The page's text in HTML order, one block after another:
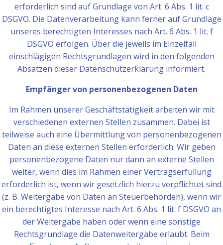
erforderlich sind auf Grundlage von Art. 6 Abs. 1 lit. c
DSGVO. Die Datenverarbeitung kann ferner auf Grundlage
unseres berechtigten Interesses nach Art. 6 Abs. 1 lit. f
DSGVO erfolgen. Über die jeweils im Einzelfall
einschlägigen Rechtsgrundlagen wird in den folgenden
Absätzen dieser Datenschutzerklärung informiert.
Empfänger von personenbezogenen Daten
Im Rahmen unserer Geschäftstätigkeit arbeiten wir mit
verschiedenen externen Stellen zusammen. Dabei ist
teilweise auch eine Übermittlung von personenbezogenen
Daten an diese externen Stellen erforderlich. Wir geben
personenbezogene Daten nur dann an externe Stellen
weiter, wenn dies im Rahmen einer Vertragserfüllung
erforderlich ist, wenn wir gesetzlich hierzu verpflichtet sind
(z. B. Weitergabe von Daten an Steuerbehörden), wenn wir
ein berechtigtes Interesse nach Art. 6 Abs. 1 lit. f DSGVO an
der Weitergabe haben oder wenn eine sonstige
Rechtsgrundlage die Datenweitergabe erlaubt. Beim